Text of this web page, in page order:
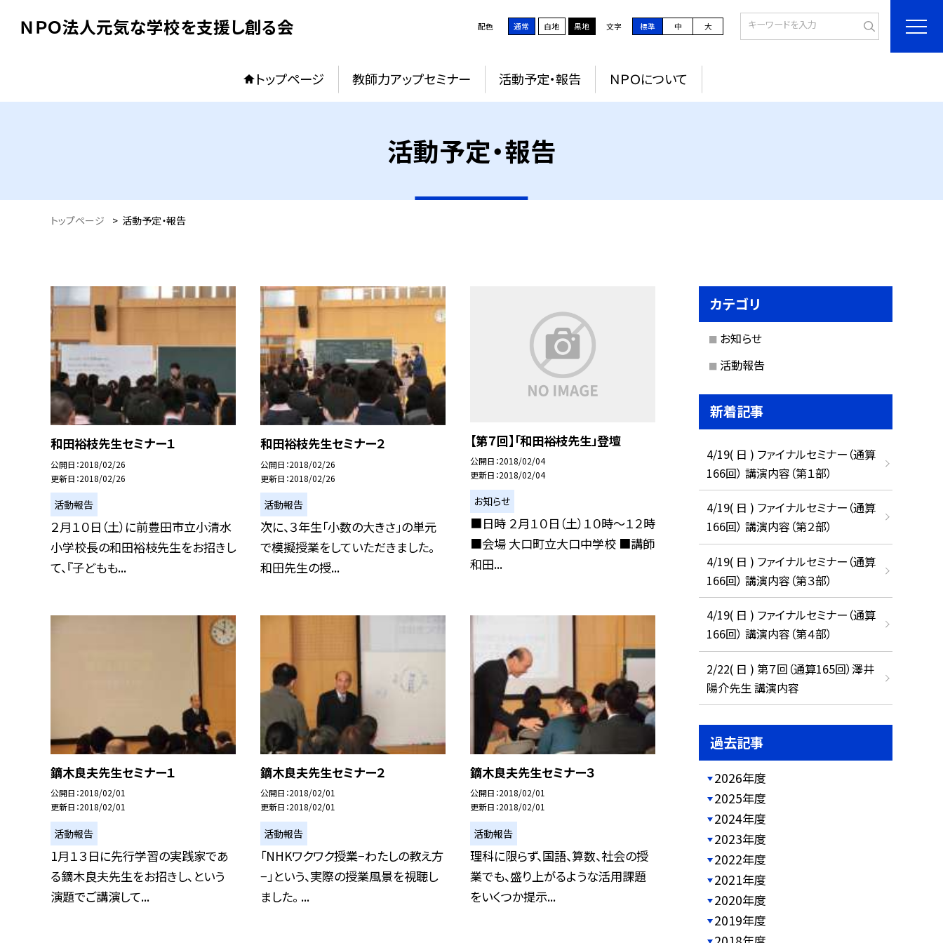
ＮＰＯ法人元気な学校を支援し創る会 配色 通常 白地 黒地 文字 標準 中 大
トップページ 教師力アップセミナー 活動予定・報告 ＮＰＯについて
活動予定・報告
トップページ > 活動予定・報告
和田裕枝先生セミナー１
公開日 2018/02/26
更新日 2018/02/26
活動報告
２月１０日（土）に前豊田市立小清水
小学校長の和田裕枝先生をお招きし
て、『子どもも...
和田裕枝先生セミナー２
公開日 2018/02/26
更新日 2018/02/26
活動報告
次に、３年生「小数の大きさ」の単元
で模擬授業をしていただきました。
和田先生の授...
【第７回】「和田裕枝先生」登壇
公開日 2018/02/04
更新日 2018/02/04
お知らせ
■日時 ２月１０日（土）１０時〜１２時
■会場 大口町立大口中学校 ■講師
和田...
鏑木良夫先生セミナー１
公開日 2018/02/01
更新日 2018/02/01
活動報告
1月１３日に先行学習の実践家であ
る鏑木良夫先生をお招きし、という
演題でご講演して...
鏑木良夫先生セミナー２
公開日 2018/02/01
更新日 2018/02/01
活動報告
「NHKワクワク授業−わたしの教え方
−」という、実際の授業風景を視聴し
ました。 ...
鏑木良夫先生セミナー３
公開日 2018/02/01
更新日 2018/02/01
活動報告
理科に限らず、国語、算数、社会の授
業でも、盛り上がるような活用課題
をいくつか提示...
カテゴリ
お知らせ
活動報告
新着記事
4/19( 日 ) ファイナルセミナー（通算
166回） 講演内容（第１部）
4/19( 日 ) ファイナルセミナー（通算
166回） 講演内容（第２部）
4/19( 日 ) ファイナルセミナー（通算
166回） 講演内容（第３部）
4/19( 日 ) ファイナルセミナー（通算
166回） 講演内容（第４部）
2/22( 日 ) 第７回（通算165回）澤井
陽介先生 講演内容
過去記事
2026年度
2025年度
2024年度
2023年度
2022年度
2021年度
2020年度
2019年度